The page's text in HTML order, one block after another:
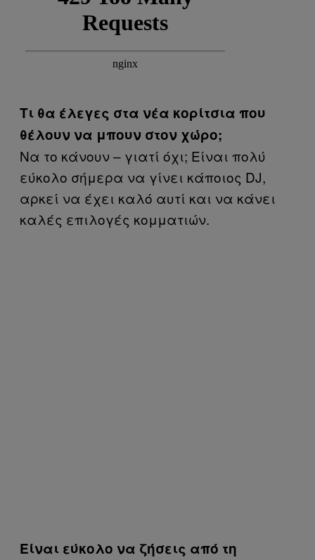
Τι θα έλεγες στα νέα κορίτσια που
θέλουν να μπουν στον χώρο;
Να το κάνουν – γιατί όχι; Είναι πολύ
εύκολο σήμερα να γίνει κάποιος DJ,
αρκεί να έχει καλό αυτί και να κάνει
καλές επιλογές κομματιών.
Είναι εύκολο να ζήσεις από τη